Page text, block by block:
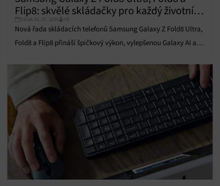
údajů, Propojení různých zařízení, Identifikace
zařízení na základě automaticky přenášených
informací.
Zajištění bezpečnosti, předcházení a zjišťování
zobrazování reklamy a obsahu, Ukládání a sdělování
voleb ochrany osobních údajů.
Flip8: skvělé skládačky pro každý životní
styl
Pátek 24. 07. 2026 PR
Nová řada skládacích telefonů Samsung Galaxy Z Fold8 Ultra,
Fold8 a Flip8 přináší špičkový výkon, vylepšenou Galaxy AI a